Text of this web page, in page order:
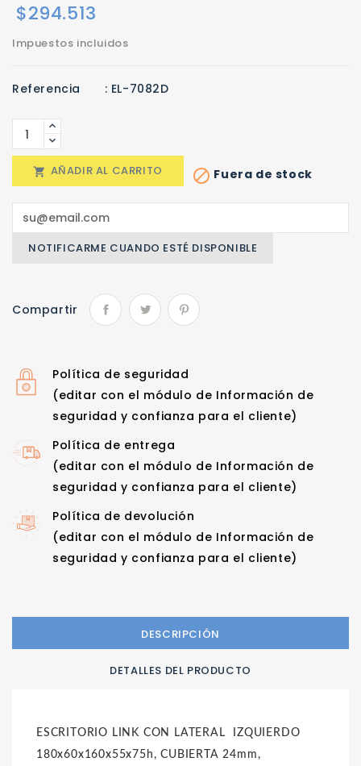
$294.513
Impuestos incluidos
Referencia : EL-7082D
 AÑADIR AL CARRITO  Fuera de stock
NOTIFICARME CUANDO ESTÉ DISPONIBLE
Compartir
Política de seguridad
(editar con el módulo de Información de
seguridad y confianza para el cliente)
Política de entrega
(editar con el módulo de Información de
seguridad y confianza para el cliente)
Política de devolución
(editar con el módulo de Información de
seguridad y confianza para el cliente)
DESCRIPCIÓN
DETALLES DEL PRODUCTO
ESCRITORIO LINK CON LATERAL IZQUIERDO
180x60x160x55x75h, CUBIERTA 24mm,